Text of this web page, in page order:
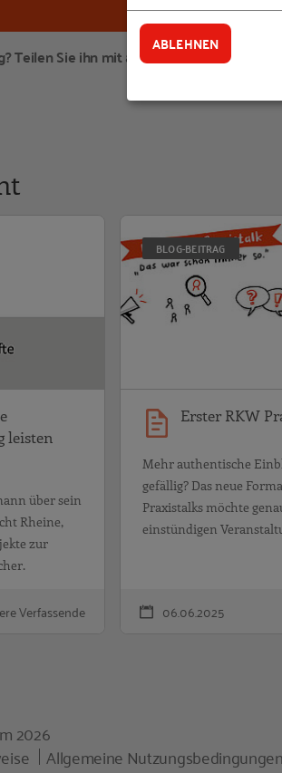
Teilen Sie ihn mit anderen:
leisten
über sein
Rheine,
zur
Verfassende
Was Vereine für die
BLOG-BEITRAG
Erster RKW
Mehr authentische
gefällig? Das neue
Praxistalks möchte
einstündigen
06.06.2025
2026
Allgemeine Nutzungsbedingungen
ABLEHNEN